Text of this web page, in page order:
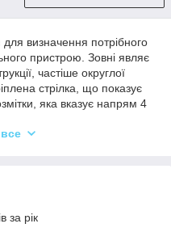
визначення потрібного
пристрою. Зовні являє
частіше округлої
стрілка, що показує
яка вказує напрям 4
що перешкоджає
лояльна цінова
святкового
за рік